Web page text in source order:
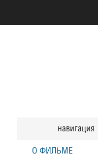
навигация
О ФИЛЬМЕ